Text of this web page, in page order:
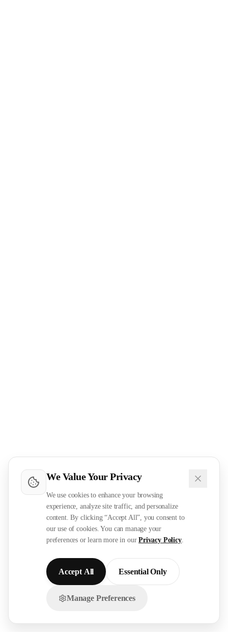
We Value Your Privacy
We use cookies to enhance your browsing
experience, analyze site traffic, and personalize
content. By clicking “Accept All”, you consent to
our use of cookies. You can manage your
preferences or learn more in our Privacy Policy.
Accept All Essential Only
Manage Preferences